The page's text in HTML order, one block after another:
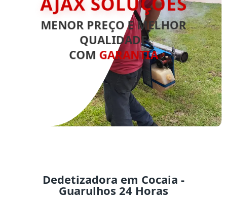
MENOR PREÇO E MELHOR
QUALIDADE
COM GARANTIA
Dedetizadora em Cocaia -
Guarulhos 24 Horas